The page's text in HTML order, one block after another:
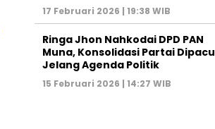
17 Februari 2026 | 19:38 WIB
Ringa Jhon Nahkodai DPD PAN
Muna, Konsolidasi Partai Dipacu
Jelang Agenda Politik
15 Februari 2026 | 14:27 WIB